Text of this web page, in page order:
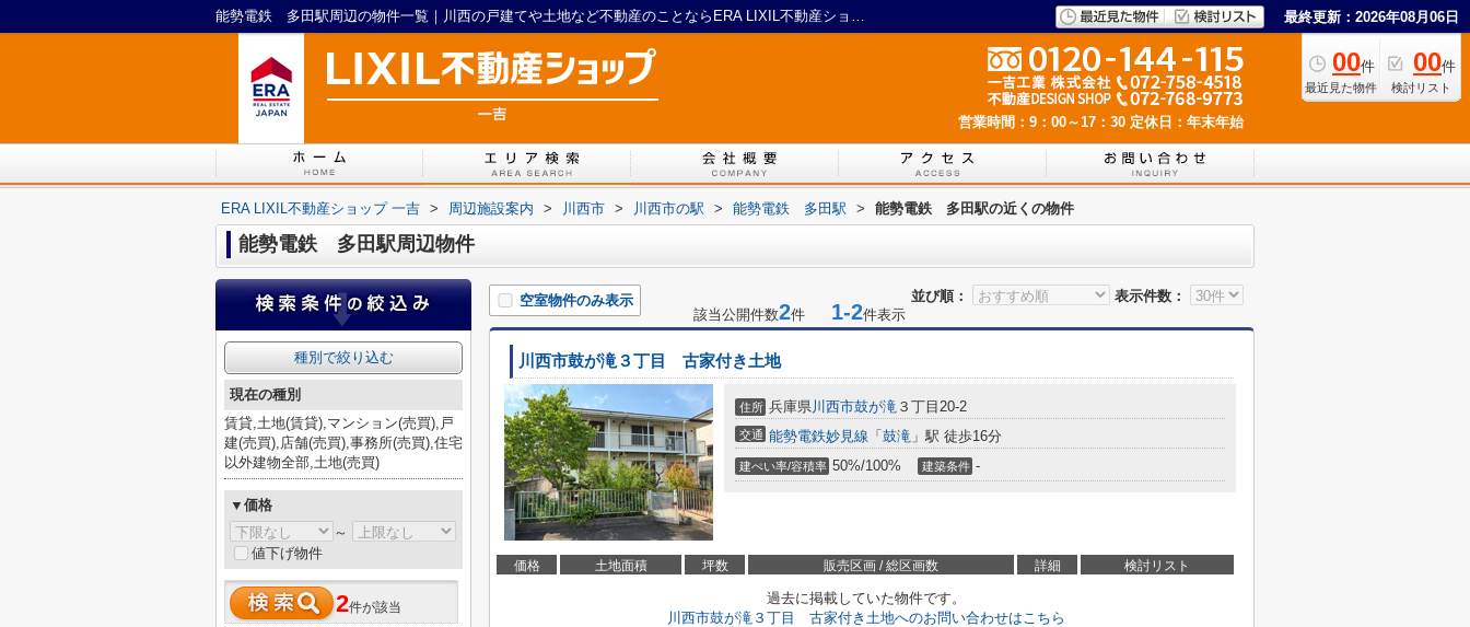
能勢電鉄 多田駅周辺の物件一覧｜川西の戸建てや土地など不動産のことならERA LIXIL不動産ショップ 一吉 最終更新：2026年08月06日
00件
最近見た物件
00件
検討リスト
営業時間：9：00～17：30 定休日：年末年始
ERA LIXIL不動産ショップ 一吉 > 周辺施設案内 > 川西市 > 川西市の駅 > 能勢電鉄 多田駅 > 能勢電鉄 多田駅の近くの物件
能勢電鉄 多田駅周辺物件
並び順： 表示件数：
空室物件のみ表示
該当公開件数2件 1-2件表示
川西市鼓が滝３丁目 古家付き土地
住所 兵庫県川西市鼓が滝 ３丁目20-2
交通 能勢電鉄妙見線 「 鼓滝 」駅 徒歩16分
建ぺい率/容積率 50%/100% 建築条件 -
価格 土地面積 坪数 販売区画 / 総区画数 詳細 検討リスト
過去に掲載していた物件です。
川西市鼓が滝３丁目 古家付き土地へのお問い合わせはこちら
種別で絞り込む
現在の種別
賃貸,土地(賃貸),マンション(売買),戸
建(売買),店舗(売買),事務所(売買),住宅
以外建物全部,土地(売買)
▼価格
～
値下げ物件
2件が該当